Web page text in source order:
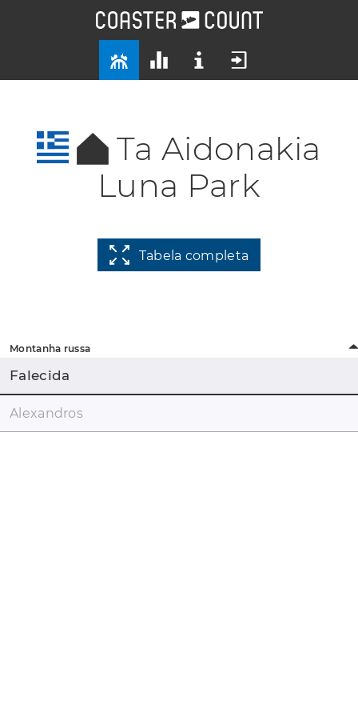
Ta Aidonakia
Luna Park
Tabela completa
Montanha russa
Falecida
Alexandros